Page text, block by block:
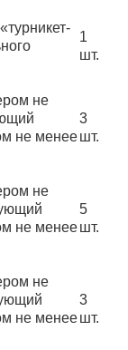
1
шт.
не
не менее
3
шт.
не
не менее
5
шт.
не
не менее
3
шт.